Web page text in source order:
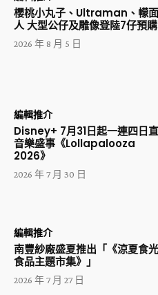
櫻桃小丸子、Ultraman、幪
人 大型公仔及雕像登陸7仔預購
2026 年 8 月 5 日
編輯推介
Disney+ 7月31日起一連四日
音樂盛事《Lollapalooza
2026》
2026 年 7 月 30 日
編輯推介
南豐紗廠盛夏推出「《涼夏食光
食品主題市集》」
2026 年 7 月 27 日